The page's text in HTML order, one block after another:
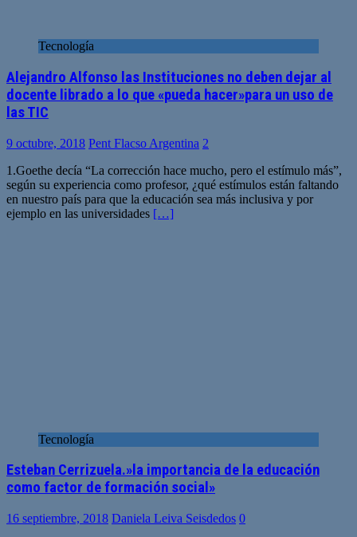
Tecnología
Alejandro Alfonso las Instituciones no deben dejar al
docente librado a lo que «pueda hacer»para un uso de
las TIC
9 octubre, 2018 Pent Flacso Argentina 2
1.Goethe decía “La corrección hace mucho, pero el estímulo más”,
según su experiencia como profesor, ¿qué estímulos están faltando
en nuestro país para que la educación sea más inclusiva y por
ejemplo en las universidades […]
Tecnología
Esteban Cerrizuela.»la importancia de la educación
como factor de formación social»
16 septiembre, 2018 Daniela Leiva Seisdedos 0